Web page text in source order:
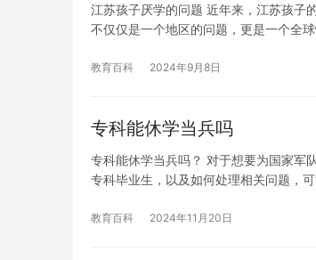
江苏孩子厌学的问题 近年来，江苏孩子
不仅仅是一个地区的问题，更是一个全
教育百科 2024年9月8日
专科能休学当兵吗
专科能休学当兵吗？ 对于想要为国家军
专科毕业生，以及如何处理相关问题，
教育百科 2024年11月20日